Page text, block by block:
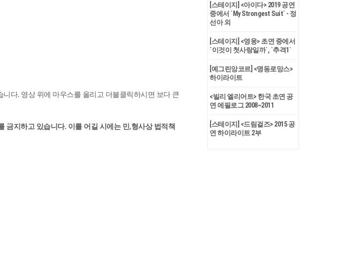
다. 영상 위에 마우스를 올리고 더블클릭하시면 보다 큰
금지하고 있습니다. 이를 어길 시에는 민,형사상 법적책
[스테이지] <아이다> 2019 공연
중에서 `My Strongest Suit` - 정
선아 외
[스테이지] <영웅> 초연 중에서
`이것이 첫사랑일까`, `추격1`
[예그린앙코르] <명동로망스>
하이라이트
<빌리 엘리어트> 한국 초연 공
연 에필로그 2008~2011
[스테이지] <드림걸즈> 2015 공
연 하이라이트 2부